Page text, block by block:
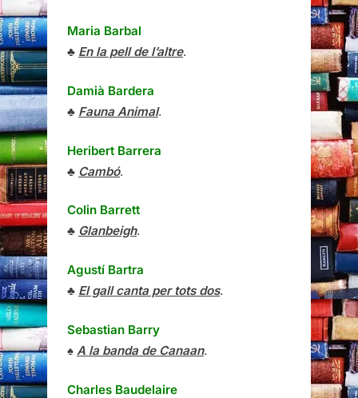
Maria Barbal
♣ En la pell de l’altre.
Damià Bardera
♣ Fauna Animal.
Heribert Barrera
♣ Cambó.
Colin Barrett
♣ Glanbeigh.
Agustí Bartra
♣ El gall canta per tots dos.
Sebastian Barry
♠ A la banda de Canaan.
Charles Baudelaire